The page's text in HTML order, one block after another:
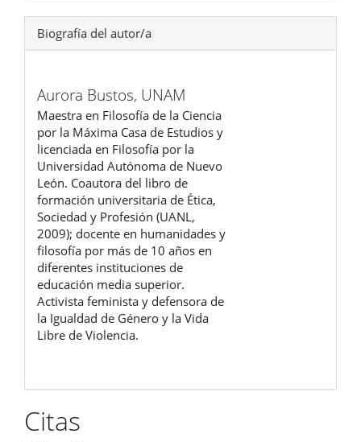
Biografía del autor/a
Aurora Bustos, UNAM
Maestra en Filosofía de la Ciencia
por la Máxima Casa de Estudios y
licenciada en Filosofía por la
Universidad Autónoma de Nuevo
León. Coautora del libro de
formación universitaria de Ética,
Sociedad y Profesión (UANL,
2009); docente en humanidades y
filosofía por más de 10 años en
diferentes instituciones de
educación media superior.
Activista feminista y defensora de
la Igualdad de Género y la Vida
Libre de Violencia.
Citas